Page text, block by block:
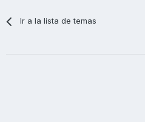
Ir a la lista de temas